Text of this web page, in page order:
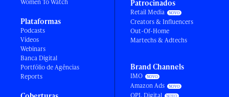
Women To Watch
Plataformas
Podcasts
Vídeos
Webinars
Banca Digital
Portfólio de Agências
Reports
Patrocinados
Retail Media
Creators & Influencers
Out-Of-Home
Martechs & Adtechs
Brand Channels
IMO
Amazon Ads